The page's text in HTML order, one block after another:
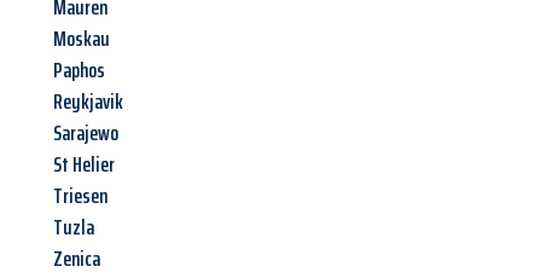
Mauren
Moskau
Paphos
Reykjavik
Sarajewo
St Helier
Triesen
Tuzla
Zenica